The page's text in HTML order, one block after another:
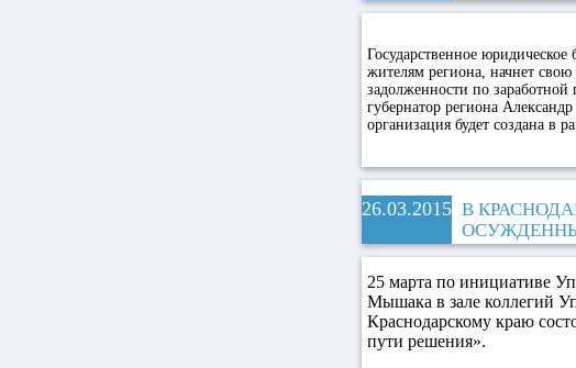
Государственное
жителям региона, начнет свою
задолженности по
губернатор региона
организация будет создана в
26.03.2015 В
25 марта по инициативе
Мышака в зале коллегий
Краснодарскому краю
пути решения».